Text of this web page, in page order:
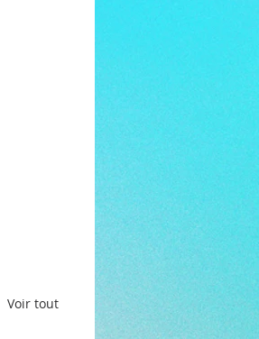
Voir tout